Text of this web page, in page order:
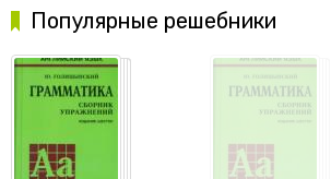
Популярные решебники